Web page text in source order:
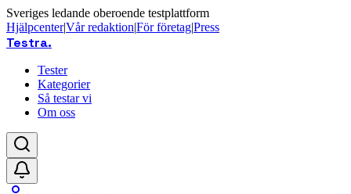
Sveriges ledande oberoende testplattform
Hjälpcenter|Vår redaktion|För företag|Press
Testra.
Tester
Kategorier
Så testar vi
Om oss